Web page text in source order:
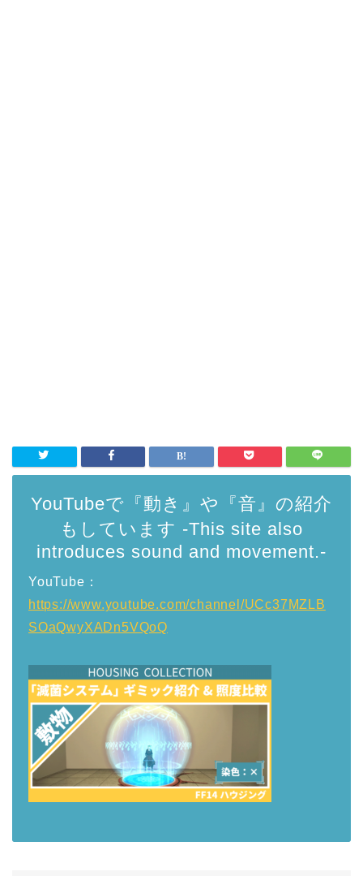
YouTubeで『動き』や『音』の紹介
もしています -This site also
introduces sound and movement.-
YouTube：
https://www.youtube.com/channel/UCc37MZLB
SOaQwyXADn5VQoQ